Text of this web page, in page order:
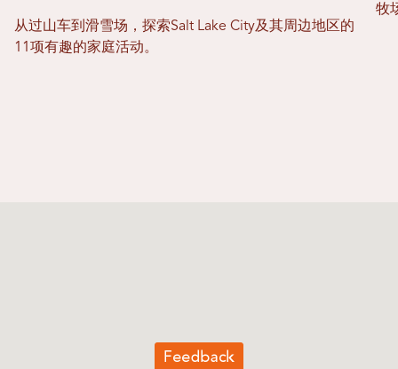
从过山车到滑雪场，探索Salt Lake City及其周边地区的
11项有趣的家庭活动。
牧